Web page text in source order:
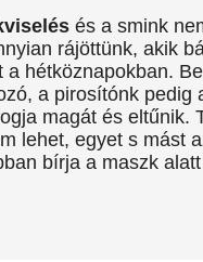
és a smink
rájöttünk, akik
a hétköznapokban.
a pirosítónk pedig
magát és eltűnik.
lehet, egyet s mást
bírja a maszk